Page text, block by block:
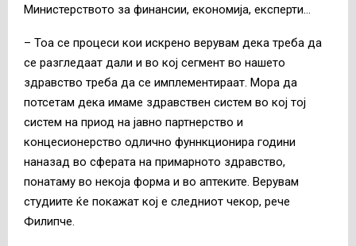
Министерството за финансии, економија, експерти…
– Тоа се процеси кои искрено верувам дека треба да
се разгледаат дали и во кој сегмент во нашето
здравство треба да се имплементираат. Мора да
потсетам дека имаме здравствен систем во кој тој
систем на приод на јавно партнерство и
концесионерство одлично фуннкционира години
наназад во сферата на примарното здравство,
понатаму во некоја форма и во аптеките. Верувам
студиите ќе покажат кој е следниот чекор, рече
Филипче.